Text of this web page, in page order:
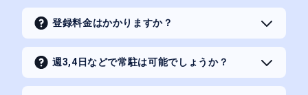
登録料金はかかりますか？
週3,4日などで常駐は可能でしょうか？